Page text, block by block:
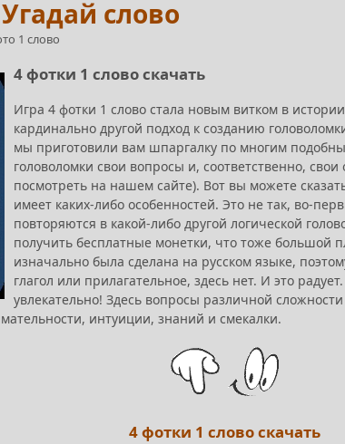
слово
1 слово
4 фотки 1 слово скачать
Игра 4 фотки 1 слово стала новым витком в
кардинально другой подход к созданию
мы приготовили вам шпаргалку по многим
головоломки свои вопросы и, соответственно, свои
посмотреть на нашем сайте). Вот вы можете
имеет каких-либо особенностей. Это не так, во-
повторяются в какой-либо другой логической
получить бесплатные монетки, что тоже большой
изначально была сделана на русском языке,
глагол или прилагательное, здесь нет. И это
увлекательно! Здесь вопросы различной
интуиции, знаний и смекалки.
4 фотки 1 слово скачать